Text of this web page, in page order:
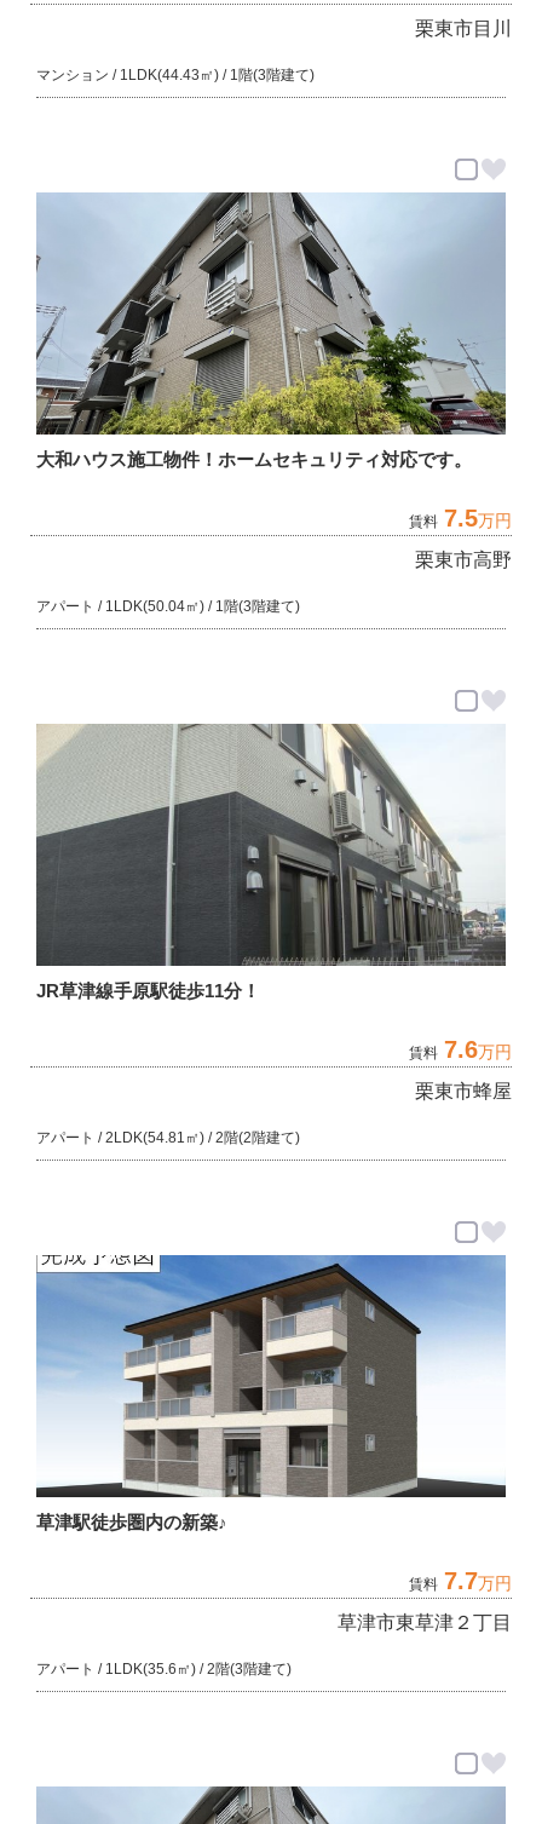
栗東市目川
マンション / 1LDK(44.43㎡) / 1階(3階建て)
大和ハウス施工物件！ホームセキュリティ対応です。
栗東市高野
賃料 7.5万円
アパート / 1LDK(50.04㎡) / 1階(3階建て)
JR草津線手原駅徒歩11分！
栗東市蜂屋
賃料 7.6万円
アパート / 2LDK(54.81㎡) / 2階(2階建て)
草津駅徒歩圏内の新築♪
草津市東草津２丁目
賃料 7.7万円
アパート / 1LDK(35.6㎡) / 2階(3階建て)